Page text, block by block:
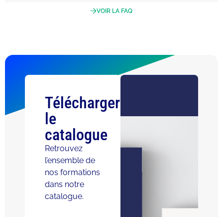
VOIR LA FAQ
Télécharger
le
catalogue
Retrouvez
l’ensemble de
nos formations
dans notre
catalogue.